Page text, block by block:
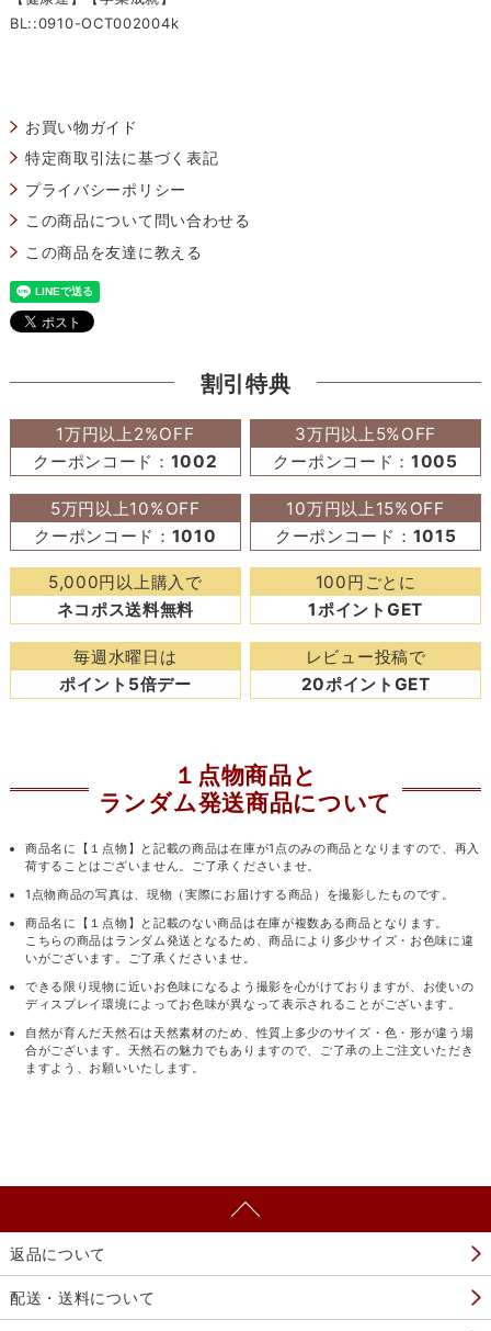
BL::0910-OCT002004k
お買い物ガイド
特定商取引法に基づく表記
プライバシーポリシー
この商品について問い合わせる
この商品を友達に教える
割引特典
1万円以上2%OFF
クーポンコード： 1002
3万円以上5%OFF
クーポンコード：1005
5万円以上10%OFF
クーポンコード： 1010
10万円以上15%OFF
クーポンコード： 1015
5,000円以上購入で
ネコポス送料無料
100円ごとに
1ポイントGET
毎週水曜日は
ポイント5倍デー
レビュー投稿で
20ポイントGET
１点物商品と
ランダム発送商品について
商品名に【１点物】と記載の商品は在庫が1点のみの商品となりますので、再入
荷することはございません。ご了承くださいませ。
1点物商品の写真は、現物（実際にお届けする商品）を撮影したものです。
商品名に【１点物】と記載のない商品は在庫が複数ある商品となります。
こちらの商品はランダム発送となるため、商品により多少サイズ・お色味に違
いがございます。ご了承くださいませ。
できる限り現物に近いお色味になるよう撮影を心がけておりますが、お使いの
ディスプレイ環境によってお色味が異なって表示されることがございます。
自然が育んだ天然石は天然素材のため、性質上多少のサイズ・色・形が違う場
合がございます。天然石の魅力でもありますので、ご了承の上ご注文いただき
ますよう、お願いいたします。
返品について
配送・送料について